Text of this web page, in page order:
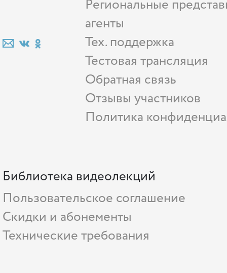
Региональные
агенты
Тех. поддержка
Тестовая трансляция
Обратная связь
Отзывы участников
Политика
Библиотека видеолекций
Пользовательское соглашение
Скидки и абонементы
Технические требования